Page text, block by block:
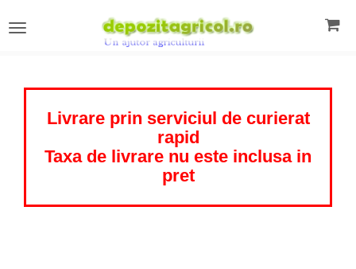
Toggle
Livrare prin serviciul de curierat
rapid
Taxa de livrare nu este inclusa in
pret